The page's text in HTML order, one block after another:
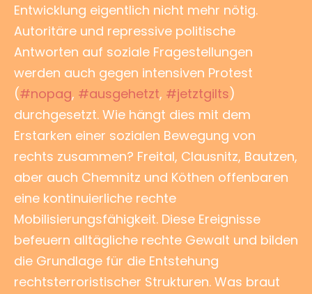
Entwicklung eigentlich nicht mehr nötig.
Autoritäre und repressive politische
Antworten auf soziale Fragestellungen
werden auch gegen intensiven Protest
(#nopag, #ausgehetzt, #jetztgilts)
durchgesetzt. Wie hängt dies mit dem
Erstarken einer sozialen Bewegung von
rechts zusammen? Freital, Clausnitz, Bautzen,
aber auch Chemnitz und Köthen offenbaren
eine kontinuierliche rechte
Mobilisierungsfähigkeit. Diese Ereignisse
befeuern alltägliche rechte Gewalt und bilden
die Grundlage für die Entstehung
rechtsterroristischer Strukturen. Was braut